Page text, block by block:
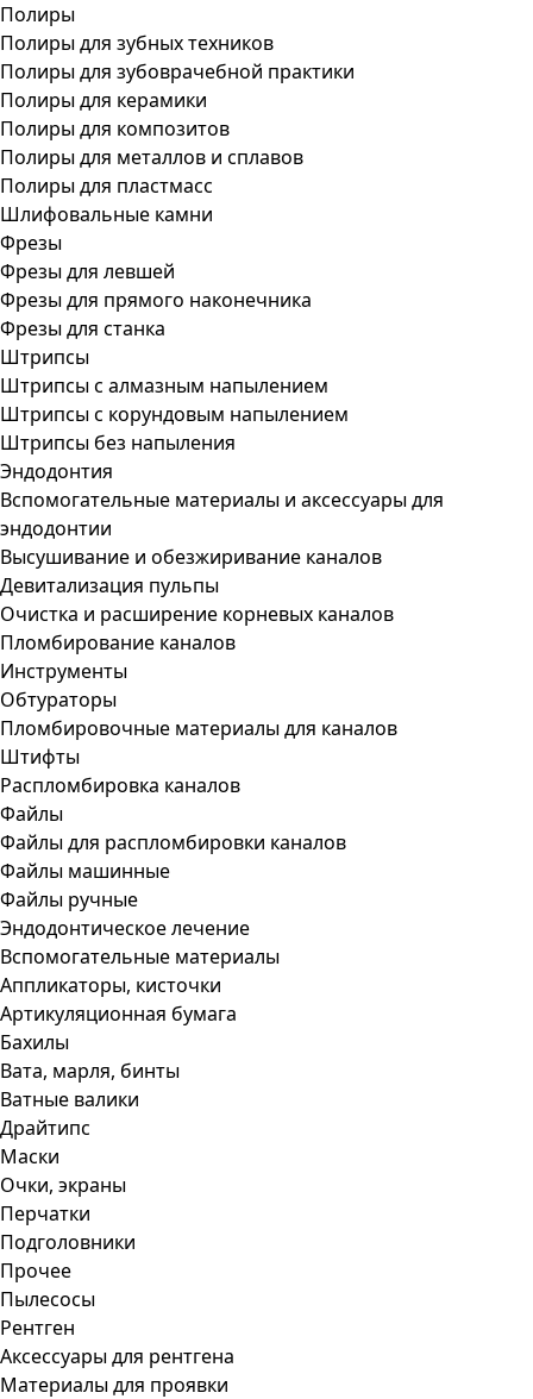
Полиры
Полиры для зубных техников
Полиры для зубоврачебной практики
Полиры для керамики
Полиры для композитов
Полиры для металлов и сплавов
Полиры для пластмасс
Шлифовальные камни
Фрезы
Фрезы для левшей
Фрезы для прямого наконечника
Фрезы для станка
Штрипсы
Штрипсы c алмазным напылением
Штрипсы c корундовым напылением
Штрипсы без напыления
Эндодонтия
Вспомогательные материалы и аксессуары для
эндодонтии
Высушивание и обезжиривание каналов
Девитализация пульпы
Очистка и расширение корневых каналов
Пломбирование каналов
Инструменты
Обтураторы
Пломбировочные материалы для каналов
Штифты
Распломбировка каналов
Файлы
Файлы для распломбировки каналов
Файлы машинные
Файлы ручные
Эндодонтическое лечение
Вспомогательные материалы
Аппликаторы, кисточки
Артикуляционная бумага
Бахилы
Вата, марля, бинты
Ватные валики
Драйтипс
Маски
Очки, экраны
Перчатки
Подголовники
Прочее
Пылесосы
Рентген
Аксессуары для рентгена
Материалы для проявки